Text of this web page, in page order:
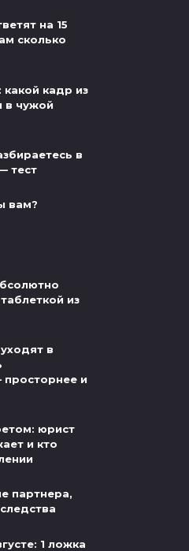
на 15
сколько
кадр из
в чужой
в
тест
вам?
из
в
просторнее и
юрист
и кто
партнера,
1 ложка